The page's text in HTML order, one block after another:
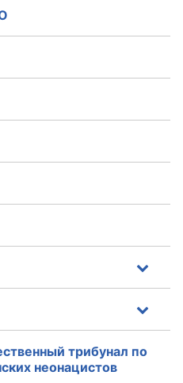
трибунал по
неонацистов